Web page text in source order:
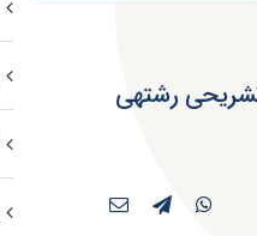
اطلاعیه سازمان سنجش در خصوص اصلاحیه منابع آزمون تشریحی رشته‎ی